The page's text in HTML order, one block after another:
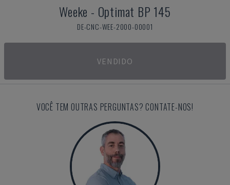
Weeke - Optimat BP 145
DE-CNC-WEE-2000-00001
VENDIDO
VOCÊ TEM OUTRAS PERGUNTAS? CONTATE-NOS!